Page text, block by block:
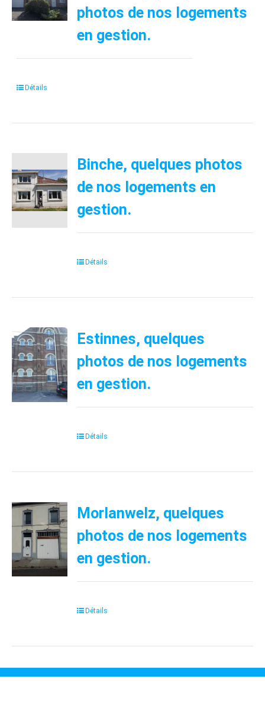
photos de nos logements
en gestion.
Détails
Binche, quelques photos
de nos logements en
gestion.
Détails
Estinnes, quelques
photos de nos logements
en gestion.
Détails
Morlanwelz, quelques
photos de nos logements
en gestion.
Détails